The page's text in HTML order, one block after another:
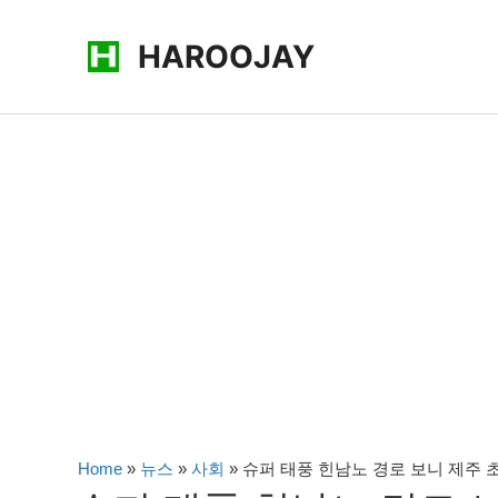
로
HAROOJAY
Home » 뉴스 » 사회 » 슈퍼 태풍 힌남노 경로 보니 제주